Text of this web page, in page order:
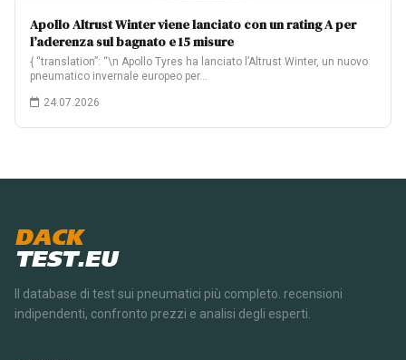
Apollo Altrust Winter viene lanciato con un rating A per
l’aderenza sul bagnato e 15 misure
{ “translation”: “\n Apollo Tyres ha lanciato l’Altrust Winter, un nuovo
pneumatico invernale europeo per…
24.07.2026
DACK
TEST.EU
Il database di test sui pneumatici più completo. recensioni
indipendenti, confronto prezzi e analisi degli esperti.